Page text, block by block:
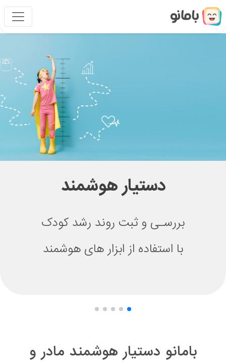
دستیار هوشمند
بررسـی و ثبت روند رشد کودک
با استفاده از ابزار های هوشمند
بامانو دستیار هوشمند مادر و